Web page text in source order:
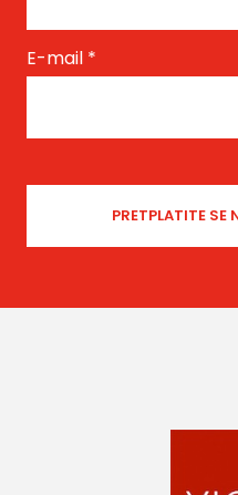
E-mail *